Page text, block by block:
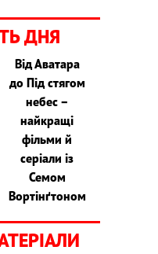
ДНЯ
Від Аватара
до Під стягом
небес –
найкращі
фільми й
серіали із
Семом
Вортінґтоном